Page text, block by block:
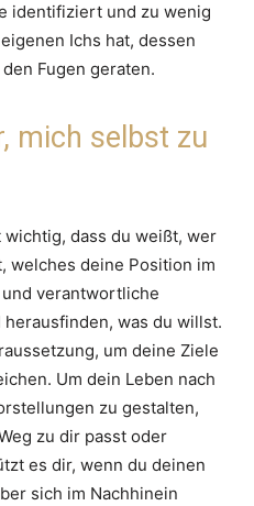
identifiziert und zu wenig
Ichs hat, dessen
Fugen geraten.
mich selbst zu
dass du weißt, wer
welches deine Position im
verantwortliche
was du willst.
um deine Ziele
Um dein Leben nach
zu gestalten,
zu dir passt oder
es dir, wenn du deinen
sich im Nachhinein